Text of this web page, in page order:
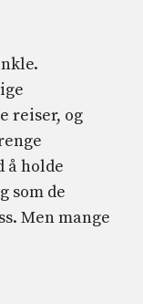
reiser, og
å holde
som de
Men mange